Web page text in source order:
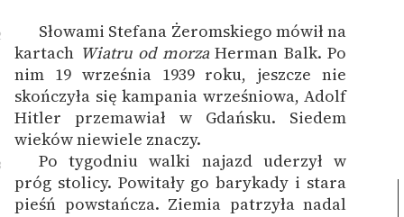
Słowami Stefana Żeromskiego mówił na
kartach Wiatru od morzaHerman Balk. Po
nim 19 września 1939 roku, jeszcze nie
skończyła się kampania wrześniowa, Adolf
Hitler przemawiał w Gdańsku. Siedem
wieków niewiele znaczy.
Po tygodniu walki najazd uderzył w
próg stolicy. Powitały go barykady i stara
pieśń powstańcza. Ziemia patrzyła nadal